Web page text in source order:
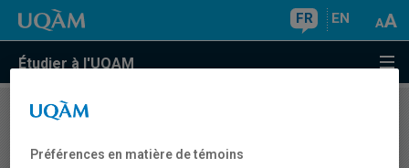
FR EN
Étudier à l'UQAM
COURS//
Préférences en matière de témoins